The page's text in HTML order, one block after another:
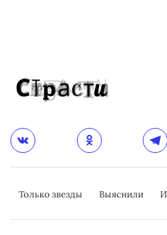
Только звезды Выяснили